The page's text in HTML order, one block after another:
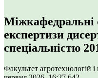
Міжкафедральні
експертизи
спеціальністю
Факультет агротехнологій